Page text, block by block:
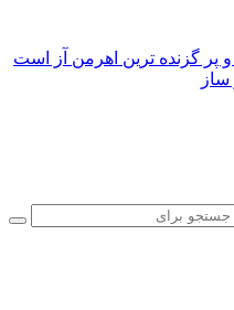
پر گزنده ترین اهرمن آز است